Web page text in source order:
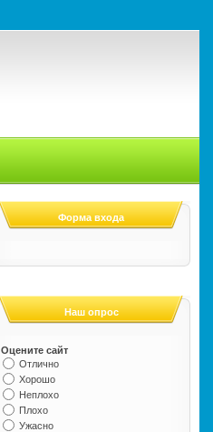
Форма входа
Наш опрос
Оцените сайт
Отлично
Хорошо
Неплохо
Плохо
Ужасно